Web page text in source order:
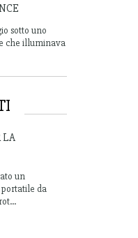
sotto uno
che illuminava
LA
un
da